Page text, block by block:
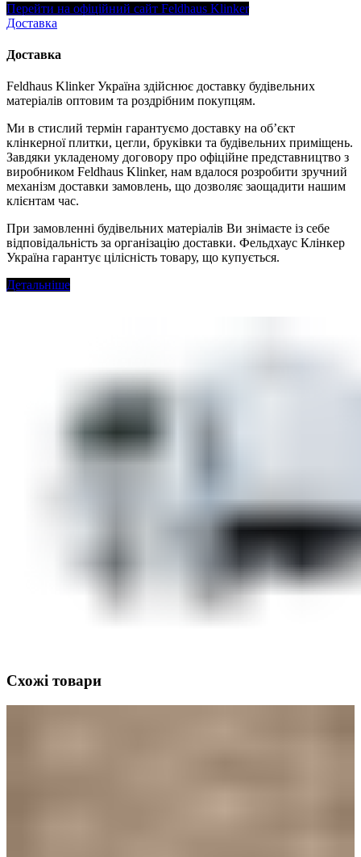
Перейти на офіційний сайт Feldhaus Klinker
Доставка
Доставка
Feldhaus Klinker Україна здійснює доставку будівельних
матеріалів оптовим та роздрібним покупцям.
Ми в стислий термін гарантуємо доставку на об’єкт
клінкерної плитки, цегли, бруківки та будівельних приміщень.
Завдяки укладеному договору про офіційне представництво з
виробником Feldhaus Klinker, нам вдалося розробити зручний
механізм доставки замовлень, що дозволяє заощадити нашим
клієнтам час.
При замовленні будівельних матеріалів Ви знімаєте із себе
відповідальність за організацію доставки. Фельдхаус Клінкер
Україна гарантує цілісність товару, що купується.
Детальніше
Схожі товари